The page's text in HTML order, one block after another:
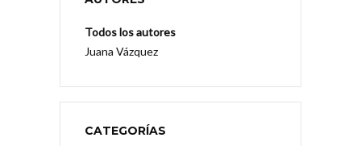
Todos los autores
Juana Vázquez
CATEGORÍAS